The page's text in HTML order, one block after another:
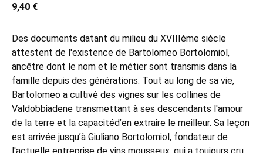
9,40 €
Des documents datant du milieu du XVIIIème siècle
attestent de l'existence de Bartolomeo Bortolomiol,
ancêtre dont le nom et le métier sont transmis dans la
famille depuis des générations. Tout au long de sa vie,
Bartolomeo a cultivé des vignes sur les collines de
Valdobbiadene transmettant à ses descendants l'amour
de la terre et la capacitéd’en extraire le meilleur. Sa leçon
est arrivée jusqu’à Giuliano Bortolomiol, fondateur de